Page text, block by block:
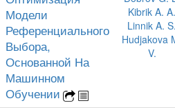
Модели
Референциального
Выбора,
Основанной На
Машинном
Обучении
Kibrik A. A.
Linnik A. S.
Hudjakova
V.